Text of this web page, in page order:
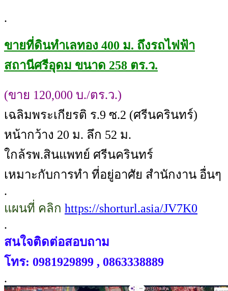
.
ขายที่ดินทำเลทอง 400 ม. ถึงรถไฟฟ้า
สถานีศรีอุดม ขนาด 258 ตร.ว.
(ขาย 120,000 บ./ตร.ว.)
เฉลิมพระเกียรติ ร.9 ซ.2 (ศรีนครินทร์)
หน้ากว้าง 20 ม. ลึก 52 ม.
ใกล้รพ.สินแพทย์ ศรีนครินทร์
เหมาะกับการทำ ที่อยู่อาศัย สำนักงาน อื่นๆ
.
แผนที่ คลิก https://shorturl.asia/JV7K0
.
สนใจติดต่อสอบถาม
โทร: 0981929899 , 0863338889
.